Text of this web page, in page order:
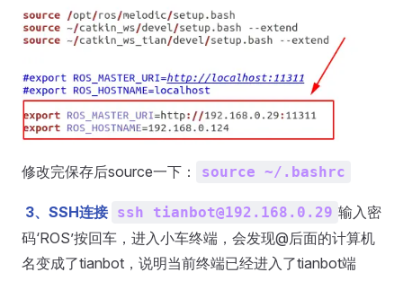
修改完保存后source一下： source ~/.bashrc
3、SSH连接 ssh tianbot@192.168.0.29 输入密
码‘ROS’按回车，进入小车终端，会发现@后面的计算机
名变成了tianbot，说明当前终端已经进入了tianbot端